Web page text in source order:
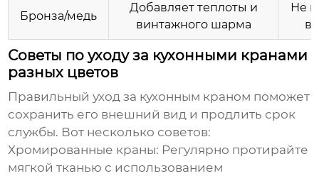
Бронза/медь
Добавляет теплоты и
винтажного шарма
Не
Советы по уходу за кухонными кранами
разных цветов
Правильный уход за кухонным краном поможет
сохранить его внешний вид и продлить срок
службы. Вот несколько советов:
Хромированные краны: Регулярно протирайте
мягкой тканью с использованием